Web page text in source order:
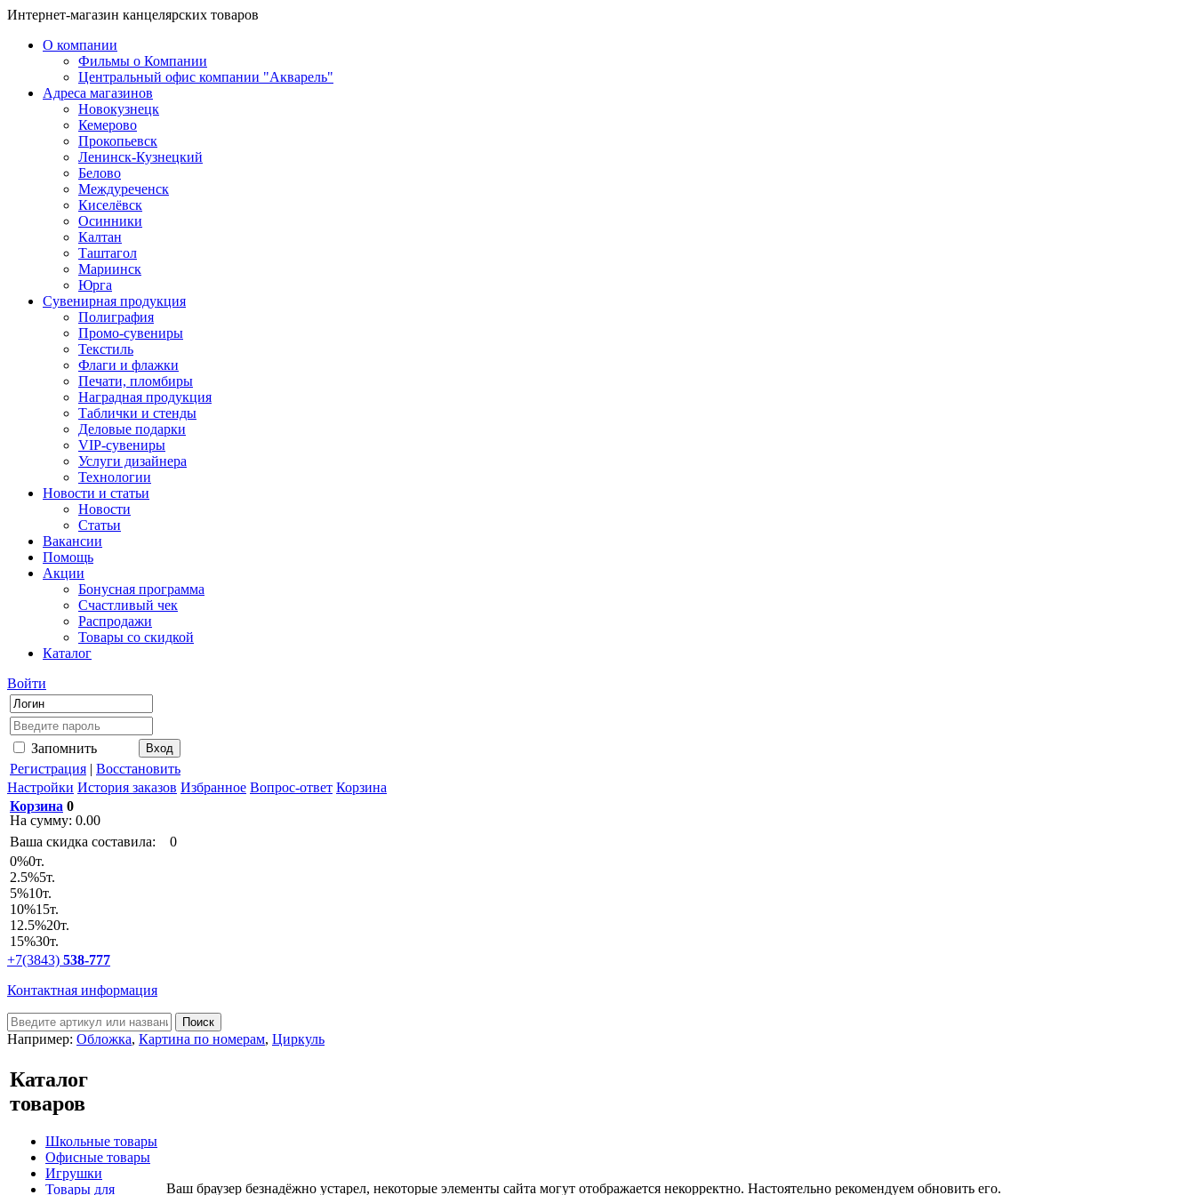
Интернет-магазин канцелярских товаров
О компании
Фильмы о Компании
Центральный офис компании "Акварель"
Адреса магазинов
Новокузнецк
Кемерово
Прокопьевск
Ленинск-Кузнецкий
Белово
Междуреченск
Киселёвск
Осинники
Калтан
Таштагол
Мариинск
Юрга
Сувенирная продукция
Полиграфия
Промо-сувениры
Текстиль
Флаги и флажки
Печати, пломбиры
Наградная продукция
Таблички и стенды
Деловые подарки
VIP-сувениры
Услуги дизайнера
Технологии
Новости и статьи
Новости
Статьи
Вакансии
Помощь
Акции
Бонусная программа
Счастливый чек
Распродажи
Товары со скидкой
Каталог
Войти
Запомнить
Регистрация | Восстановить
Настройки История заказов Избранное Вопрос-ответ Корзина
Корзина 0
На сумму: 0.00
Ваша скидка составила:
0
0%0т.
2.5%5т.
5%10т.
10%15т.
12.5%20т.
15%30т.
+7(3843) 538-777
Контактная информация
Например: Обложка, Картина по номерам, Циркуль
Каталог
товаров
Школьные товары
Офисные товары
Игрушки
Товары для
Ваш браузер безнадёжно устарел, некоторые элементы сайта могут отображается некорректно. Настоятельно рекомендуем обновить его.